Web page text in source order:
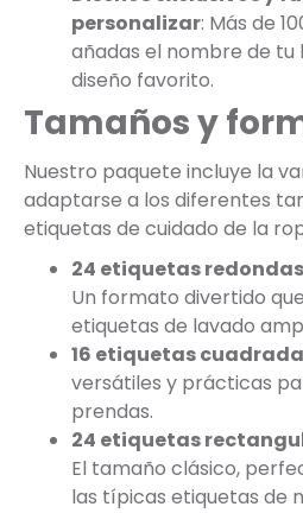
personalizar: Más de
añadas el nombre de tu
diseño favorito.
Tamaños y
Nuestro paquete incluye la
adaptarse a los diferentes
etiquetas de cuidado de la
24 etiquetas redondas
Un formato divertido
etiquetas de lavado
16 etiquetas
versátiles y prácticas
prendas.
24 etiquetas
El tamaño clásico,
las típicas etiquetas de